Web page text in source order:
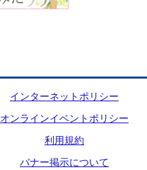
インターネットポリシー
オンラインイベントポリシー
利用規約
バナー掲示について